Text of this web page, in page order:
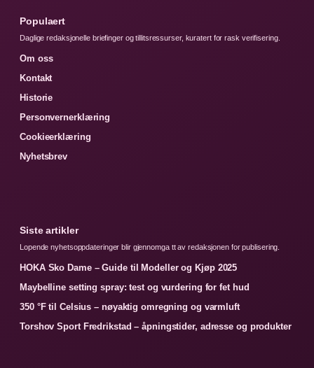
Populaert
Daglige redaksjonelle briefinger og tillitsressurser, kuratert for rask verifisering.
Om oss
Kontakt
Historie
Personvernerklæring
Cookieerklæring
Nyhetsbrev
Siste artikler
Lopende nyhetsoppdateringer blir gjennomga tt av redaksjonen for publisering.
HOKA Sko Dame – Guide til Modeller og Kjøp 2025
Maybelline setting spray: test og vurdering for fet hud
350 °F til Celsius – nøyaktig omregning og varmluft
Torshov Sport Fredrikstad – åpningstider, adresse og produkter